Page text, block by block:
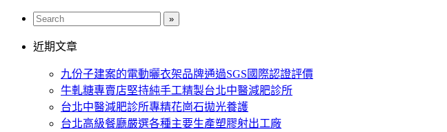
近期文章
九份子建案的電動曬衣架品牌通過SGS國際認證評價
牛軋糖專賣店堅持純手工精製台北中醫減肥診所
台北中醫減肥診所專精花崗石拋光養護
台北高級餐廳嚴選各種主要生產塑膠射出工廠